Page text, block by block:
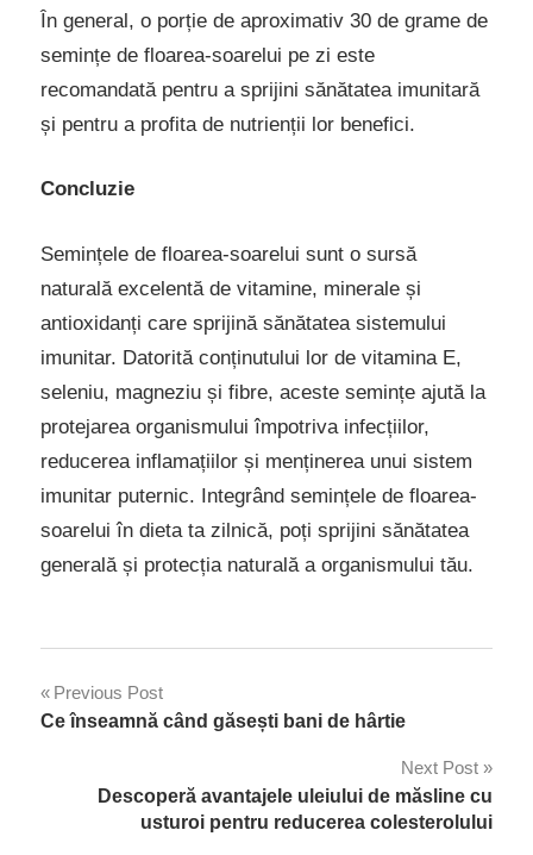
În general, o porție de aproximativ 30 de grame de
semințe de floarea-soarelui pe zi este
recomandată pentru a sprijini sănătatea imunitară
și pentru a profita de nutrienții lor benefici.
Concluzie
Semințele de floarea-soarelui sunt o sursă
naturală excelentă de vitamine, minerale și
antioxidanți care sprijină sănătatea sistemului
imunitar. Datorită conținutului lor de vitamina E,
seleniu, magneziu și fibre, aceste semințe ajută la
protejarea organismului împotriva infecțiilor,
reducerea inflamațiilor și menținerea unui sistem
imunitar puternic. Integrând semințele de floarea-
soarelui în dieta ta zilnică, poți sprijini sănătatea
generală și protecția naturală a organismului tău.
Navigare
articole
Previous Post
Ce înseamnă când găsești bani de hârtie
Next Post
Descoperă avantajele uleiului de măsline cu
usturoi pentru reducerea colesterolului